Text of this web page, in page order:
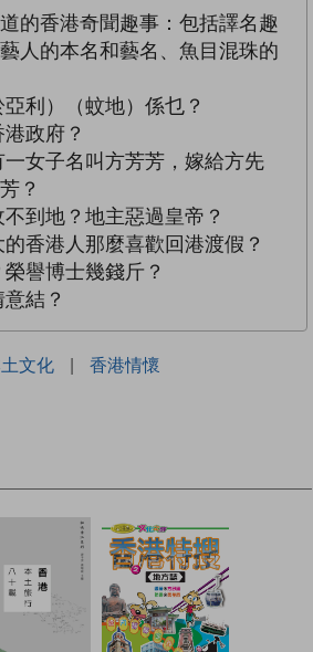
的香港奇聞趣事：包括譯名趣
人的本名和藝名、魚目混珠的
利）（蚊地）係乜？
政府？
一女子名叫方芳芳，嫁給方先
？
到地？地主惡過皇帝？
香港人那麼喜歡回港渡假？
譽博士幾錢斤？
結？
文化 | 香港情懷